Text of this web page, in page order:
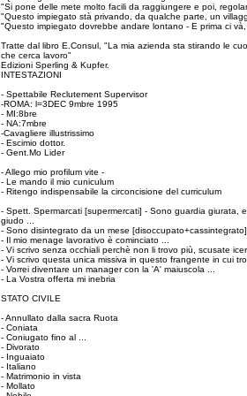
"Si pone delle mete molto facili da raggiungere e poi,
"Questo impiegato stà privando, da qualche parte, un
"Questo impiegato dovrebbe andare lontano - E prima ci và,
Tratte dal libro E.Consul, "La mia azienda sta stirando le
che cerca lavoro"
Edizioni Sperling & Kupfer.
INTESTAZIONI
- Spettabile Reclutement Supervisor
-ROMA: l=3DEC 9mbre 1995
- MI:8bre
- NA:7mbre
-Cavagliere illustrissimo
- Escimio dottor.
- Gent.Mo Lider
- Allego mio profilum vite -
- Le mando il mio cuniculum
- Ritengo indispensabile la circoncisione del curriculum
- Spett. Spermarcati [supermercati] - Sono guardia giurata,
giudo ...
- Sono disintegrato da un mese [disoccupato+cassintegrato]
- Il mio menage lavorativo è cominciato ...
- Vi scrivo senza occhiali perchè non li trovo più, scusate
- Vi scrivo questa unica missiva in questo frangente in cui
- Vorrei diventare un manager con la 'A' maiuscola ...
- La Vostra offerta mi inebria
STATO CIVILE
- Annullato dalla sacra Ruota
- Coniata
- Coniugato fino al ...
- Divorato
- Inguaiato
- Italiano
- Matrimonio in vista
- Mollato